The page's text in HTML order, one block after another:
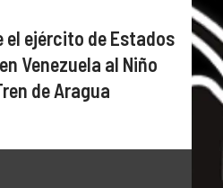
el ejército de Estados
Venezuela al Niño
de Aragua